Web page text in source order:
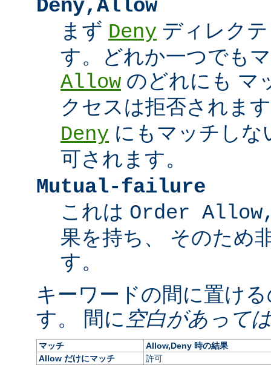
Deny,Allow
まず Deny ディレク
す。どれか一つでも
Allow のどれにも マ
クセスは拒否されま
Deny にもマッチしな
可されます。
Mutual-failure
これは Order
果を持ち、 そのため
す。
キーワードの間に置け
す。 間に 空白があって
マッチ
Allow,Deny 時の結果
Allow だけにマッチ
許可